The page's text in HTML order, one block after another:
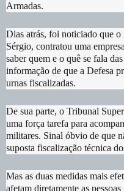
Armadas.
Dias atrás, foi noticiado que
Sérgio, contratou uma
saber quem e o quê se fala
informação de que a Defesa
urnas fiscalizadas.
De sua parte, o Tribunal
uma força tarefa para
militares. Sinal óbvio de que
suposta fiscalização técnica
Mas as duas medidas mais
afetam diretamente as pessoas